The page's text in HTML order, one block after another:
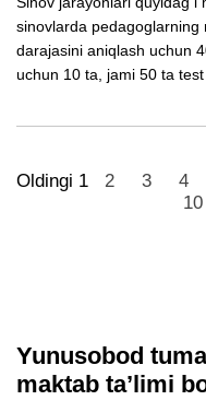
sinovlarda pedagoglarning
darajasini aniqlash uchun
uchun 10 ta, jami 50 ta
Oldingi 1 2 3 4
10
Yunusobod
maktab ta’limi